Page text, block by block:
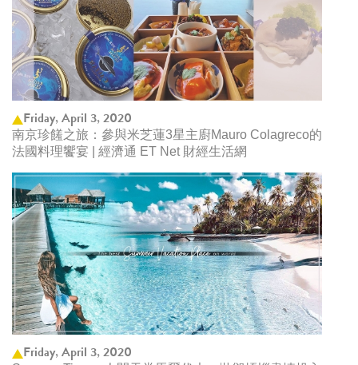
Friday, April 3, 2020
南京珍饈之旅：參與米芝蓮3星主廚Mauro Colagreco的
法國料理饗宴 | 經濟通 ET Net 財經生活網
Friday, April 3, 2020